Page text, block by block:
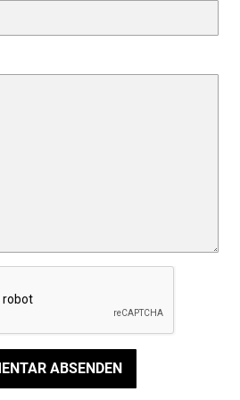
ABSENDEN